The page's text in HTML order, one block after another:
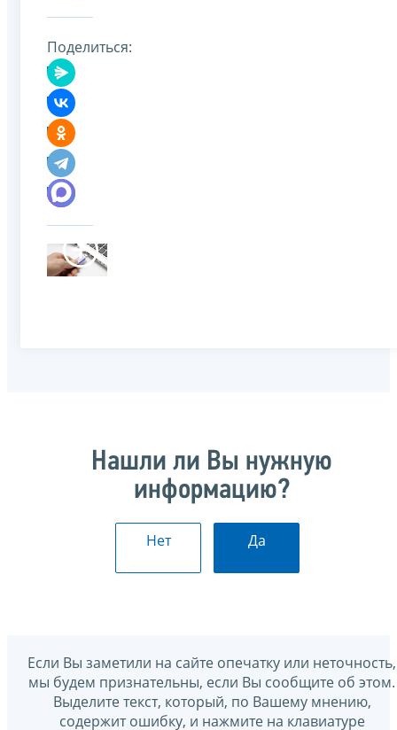
Поделиться:
Нашли ли Вы нужную
информацию?
Нет Да
Если Вы заметили на сайте опечатку или неточность,
мы будем признательны, если Вы сообщите об этом.
Выделите текст, который, по Вашему мнению,
содержит ошибку, и нажмите на клавиатуре